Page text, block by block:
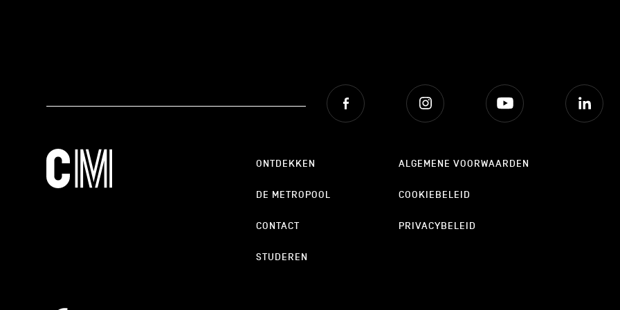
Facebook Instagram
ONTDEKKEN
DE METROPOOL
CONTACT
STUDEREN
ALGEMENE VOORWAARDEN
COOKIEBELEID
PRIVACYBELEID